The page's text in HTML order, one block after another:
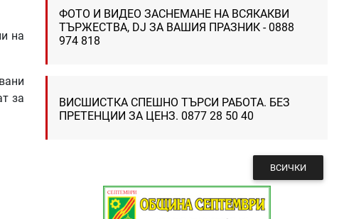
на
за
ФОТО И ВИДЕО ЗАСНЕМАНЕ НА ВСЯКАКВИ
ТЪРЖЕСТВА, DJ ЗА ВАШИЯ ПРАЗНИК - 0888
974 818
ВИСШИСТКА СПЕШНО ТЪРСИ РАБОТА. БЕЗ
ПРЕТЕНЦИИ ЗА ЦЕНЗ. 0877 28 50 40
ВСИЧКИ